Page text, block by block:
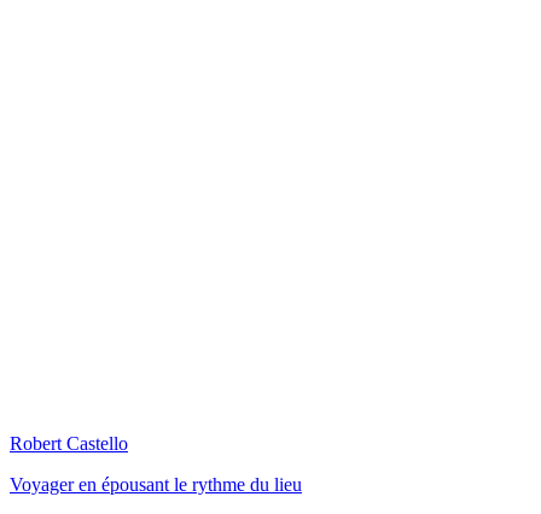
Robert Castello
Voyager en épousant le rythme du lieu